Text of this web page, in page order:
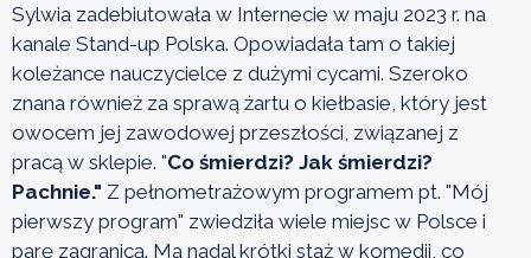
Sylwia zadebiutowała w Internecie w maju 2023 r. na
kanale Stand-up Polska. Opowiadała tam o takiej
koleżance nauczycielce z dużymi cycami. Szeroko
znana również za sprawą żartu o kiełbasie, który jest
owocem jej zawodowej przeszłości, związanej z
pracą w sklepie. "Co śmierdzi? Jak śmierdzi?
Pachnie." Z pełnometrażowym programem pt. "Mój
pierwszy program" zwiedziła wiele miejsc w Polsce i
parę zagranicą. Ma nadal krótki staż w komedii, co